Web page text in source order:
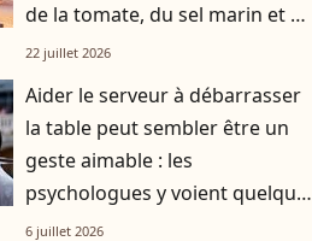
de la tomate, du sel marin et un
smoothie"
22 juillet 2026
Aider le serveur à débarrasser
la table peut sembler être un
geste aimable : les
psychologues y voient quelque
chose de bien plus profond.
6 juillet 2026